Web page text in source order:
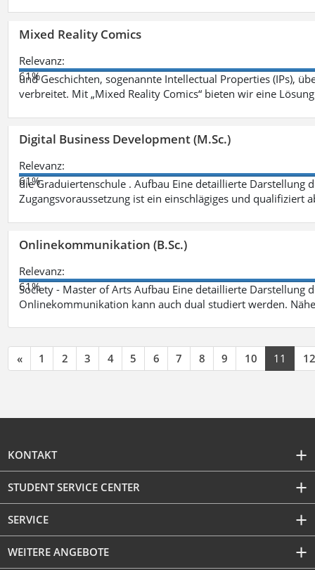
Mixed Reality Comics
Relevanz:
61%
und Geschichten, sogenannte Intellectual Properties (IPs),
verbreitet. Mit „Mixed Reality Comics“ bieten wir eine
Digital Business Development (M.Sc.)
Relevanz:
61%
die Graduiertenschule . Aufbau Eine detaillierte Darstellung
Zugangsvoraussetzung ist ein einschlägiges und qualifiziert
Onlinekommunikation (B.Sc.)
Relevanz:
61%
Society - Master of Arts Aufbau Eine detaillierte Darstellung
Onlinekommunikation kann auch dual studiert werden.
« 1 2 3 4 5 6 7 8 9 10 11 12
KONTAKT
STUDENT SERVICE CENTER
SERVICE
WEITERE ANGEBOTE